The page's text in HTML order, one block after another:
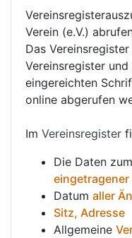
Verein (e.V.)
Das
Vereinsregister
eingereichten
online abgerufen
Im Vereinsregister
Die Daten
eingetragener
Datum aller
Sitz, Adresse
Allgemeine